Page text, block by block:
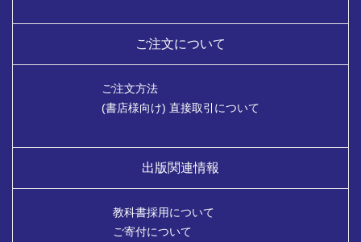
ご注文について
ご注文方法
(書店様向け) 直接取引について
出版関連情報
教科書採用について
ご寄付について